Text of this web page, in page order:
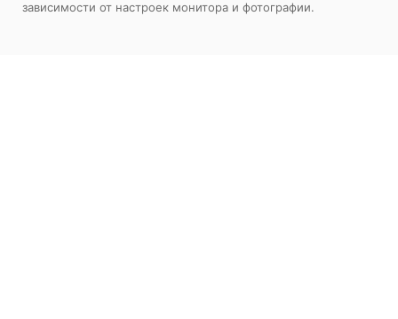
зависимости от настроек монитора и фотографии.